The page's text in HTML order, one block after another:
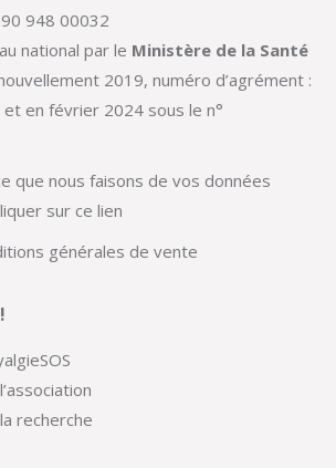
948 00032
national par le Ministère de la Santé
2019, numéro d’agrément :
en février 2024 sous le n°
que nous faisons de vos données
sur ce lien
générales de vente
recherche